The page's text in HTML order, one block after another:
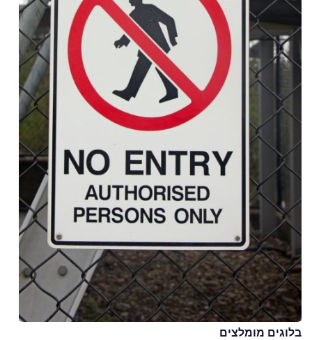
בלוגים מומלצים